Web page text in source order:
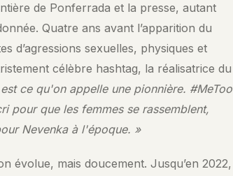
de Ponferrada et la presse, autant
Quatre ans avant l’apparition du
d’agressions sexuelles, physiques et
célèbre hashtag, la réalisatrice du
est ce qu'on appelle une pionnière. #MeToo
pour que les femmes se rassemblent,
Nevenka à l'époque. »
évolue, mais doucement. Jusqu’en 2022,